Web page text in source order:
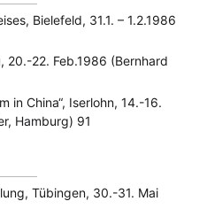
Bielefeld, 31.1. – 1.2.1986
20.-22. Feb.1986 (Bernhard
in China“, Iserlohn, 14.-16.
Hamburg) 91
Tübingen, 30.-31. Mai